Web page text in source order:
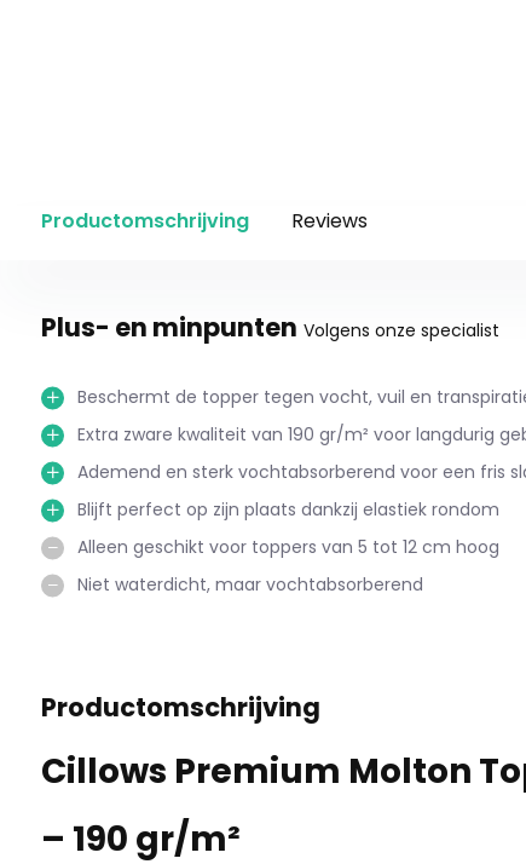
Productomschrijving Reviews
Plus- en minpunten Volgens onze specialist
Beschermt de topper tegen vocht, vuil en
Extra zware kwaliteit van 190 gr/m² voor langdurig
Ademend en sterk vochtabsorberend voor een fris
Blijft perfect op zijn plaats dankzij elastiek rondom
Alleen geschikt voor toppers van 5 tot 12 cm hoog
Niet waterdicht, maar vochtabsorberend
Productomschrijving
Cillows Premium Molton
– 190 gr/m²